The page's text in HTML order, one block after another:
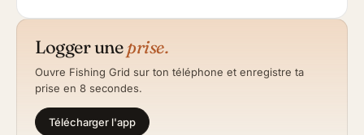
Logger uneprise.
Ouvre Fishing Grid sur ton téléphone et enregistre ta
prise en 8 secondes.
Télécharger l'app